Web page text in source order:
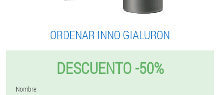
ORDENAR INNO GIALURON
DESCUENTO -50%
Nombre